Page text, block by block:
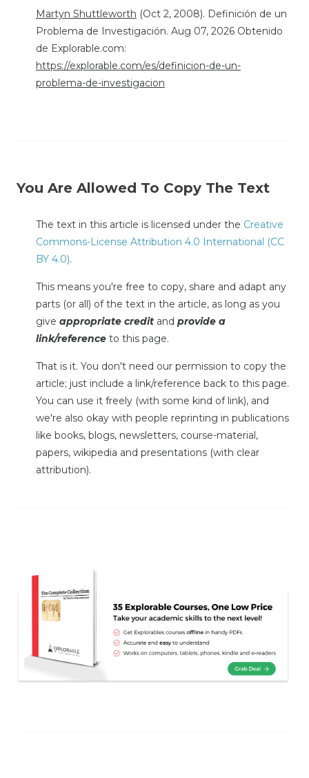
Martyn Shuttleworth (Oct 2, 2008). Definición de un
Problema de Investigación. Aug 07, 2026 Obtenido
de Explorable.com:
https://explorable.com/es/definicion-de-un-
problema-de-investigacion
You Are Allowed To Copy The Text
The text in this article is licensed under the Creative
Commons-License Attribution 4.0 International (CC
BY 4.0).
This means you're free to copy, share and adapt any
parts (or all) of the text in the article, as long as you
give appropriate credit and provide a
link/reference to this page.
That is it. You don't need our permission to copy the
article; just include a link/reference back to this page.
You can use it freely (with some kind of link), and
we're also okay with people reprinting in publications
like books, blogs, newsletters, course-material,
papers, wikipedia and presentations (with clear
attribution).